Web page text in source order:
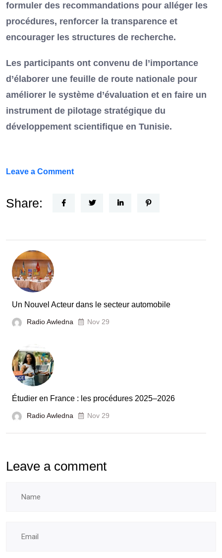
formuler des recommandations pour alléger les
procédures, renforcer la transparence et
encourager les structures de recherche.
Les participants ont convenu de l’importance
d’élaborer une feuille de route nationale pour
améliorer le système d’évaluation et en faire un
instrument de pilotage stratégique du
développement scientifique en Tunisie.
Leave a Commenton
Horizon
la
France
et
écoles
Share:
Un Nouvel Acteur dans le secteur automobile
Radio Awledna Nov 29
Étudier en France : les procédures 2025–2026
Radio Awledna Nov 29
Leave a comment